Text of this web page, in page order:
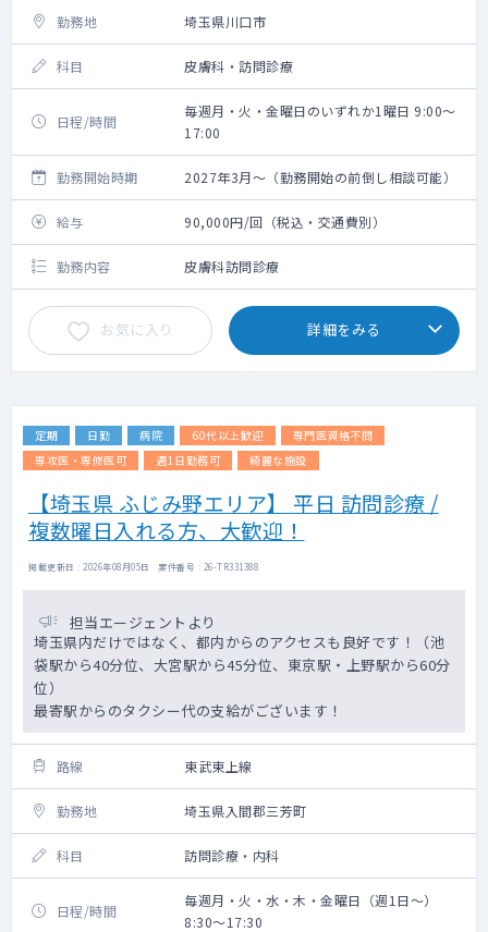
勤務地 埼玉県川口市
科目 皮膚科・訪問診療
日程/時間
毎週月・火・金曜日のいずれか1曜日 9:00～
17:00
勤務開始時期 2027年3月～（勤務開始の前倒し相談可能）
給与 90,000円/回（税込・交通費別）
勤務内容 皮膚科訪問診療
お気に入り 詳細をみる
定期 日勤 病院 60代以上歓迎
専門医資格不問
専攻医・専修医可
週1日勤務可 綺麗な施設
【埼玉県 ふじみ野エリア】 平日 訪問診療 /
複数曜日入れる方、大歓迎！
掲載更新日 : 2026年08月05日 案件番号 : 26-TR331388
担当エージェントより
埼玉県内だけではなく、都内からのアクセスも良好です！（池
袋駅から40分位、大宮駅から45分位、東京駅・上野駅から60分
位）
最寄駅からのタクシー代の支給がございます！
路線 東武東上線
勤務地 埼玉県入間郡三芳町
科目 訪問診療・内科
日程/時間
毎週月・火・水・木・金曜日（週1日～）
8:30～17:30